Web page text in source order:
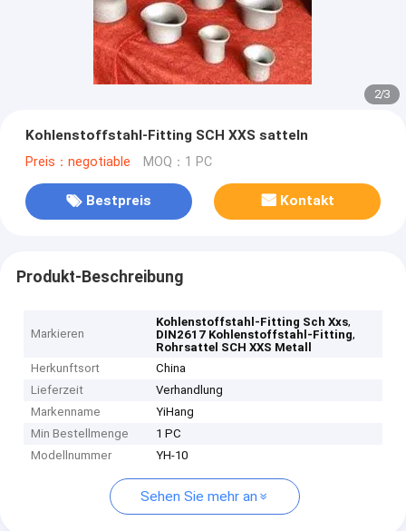
2/3
Kohlenstoffstahl-Fitting SCH XXS satteln
Preis：negotiable MOQ：1 PC
Bestpreis Kontakt
Produkt-Beschreibung
Markieren
Kohlenstoffstahl-Fitting Sch Xxs,
DIN2617 Kohlenstoffstahl-Fitting,
Rohrsattel SCH XXS Metall
Herkunftsort
China
Lieferzeit
Verhandlung
Markenname
YiHang
Min Bestellmenge
1 PC
Modellnummer
YH-10
Sehen Sie mehr an